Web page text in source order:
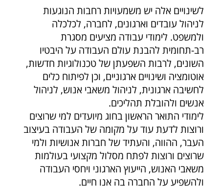
לשינויים אלה יש משמעויות רחבות הנוגעות
לניהול עובדים וארגונים, לחברה, לכלכלה
ולמשפט. לימודי עבודה מציעים מסגרת
רב-תחומית להבנת עולם העבודה על היבטיו
השונים, לרבות השפעתן של טכנולוגיות חדשות,
אוטומציה ושינויים ארגוניים, וכן לפיתוח כלים
לחשיבה ארגונית, לניהול משאבי אנוש, לניהול
אנשים ולהובלת תהליכים.
לימודי התואר הראשון בחוג מיועדים למי שרוצים
ורוצות לדעת עוד על מקומה של העבודה בעיצוב
העבר, ההווה, והעתיד של חברות אנושיות ולמי
שרוצים ורוצות לפתח מסלול מקצועי בעולמות
משאבי האנוש, הייעוץ הארגוני ויחסי העבודה
ולהשפיע על החברה בה אנו חיים.